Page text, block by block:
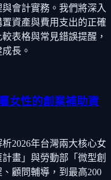
會計實務。我們將深入
資產與費用支出的正確
表格與常見錯誤提醒，
長。
女性的創業補助資
2026年台灣兩大核心女
畫」與勞動部「微型創
顧問輔導，到最高200